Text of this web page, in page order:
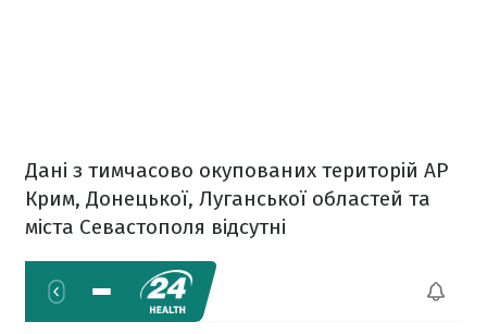
Дані з тимчасово окупованих територій АР
Крим, Донецької, Луганської областей та
міста Севастополя відсутні